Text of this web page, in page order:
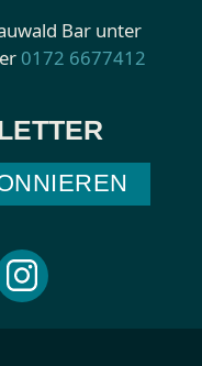
Bar unter
0172 6677412